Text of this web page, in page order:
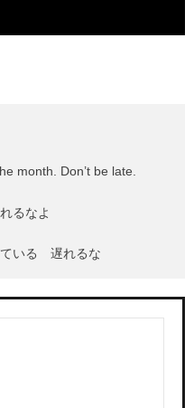
month. Don’t be late.
るなよ
いる 遅れるな